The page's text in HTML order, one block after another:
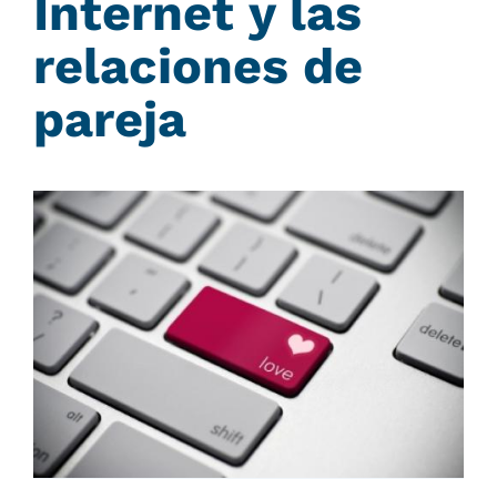
Internet y las
relaciones de
pareja